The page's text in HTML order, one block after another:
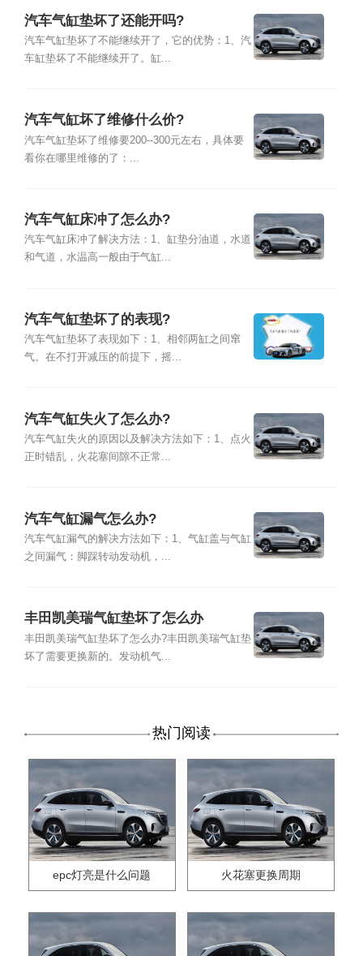
汽车气缸垫坏了还能开吗?
汽车气缸垫坏了不能继续开了，它的优势：1、汽
车缸垫坏了不能继续开了。缸...
汽车气缸坏了维修什么价?
汽车气缸垫坏了维修要200--300元左右，具体要
看你在哪里维修的了：...
汽车气缸床冲了怎么办?
汽车气缸床冲了解决方法：1、缸垫分油道，水道
和气道，水温高一般由于气缸...
汽车气缸垫坏了的表现?
汽车气缸垫坏了表现如下：1、相邻两缸之间窜
气。在不打开减压的前提下，摇...
汽车气缸失火了怎么办?
汽车气缸失火的原因以及解决方法如下：1、点火
正时错乱，火花塞间隙不正常...
汽车气缸漏气怎么办?
汽车气缸漏气的解决方法如下：1、气缸盖与气缸
之间漏气：脚踩转动发动机，...
丰田凯美瑞气缸垫坏了怎么办
丰田凯美瑞气缸垫坏了怎么办?丰田凯美瑞气缸垫
坏了需要更换新的。发动机气...
热门阅读
epc灯亮是什么问题 火花塞更换周期